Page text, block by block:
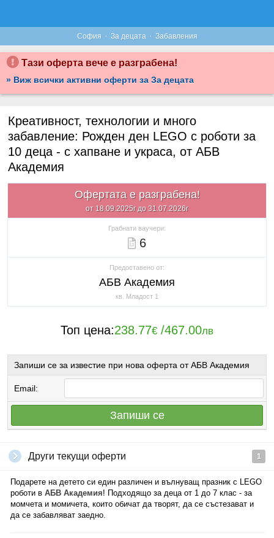
София · За децата · Забавления
Тази оферта вече е разграбена!
» Виж всички активни оферти за За децата
Креативност, технологии и много
забавление: Рожден ден LEGO с роботи за
10 деца - с хапване и украса, от АБВ
Академия
Офертата е разграбена!
от 18.09.2025г до 31.07.2026г
Грабнати ваучери:
6
Предоставено от:
АБВ Академия
кв. Младост 1
Топ цена:238.77€ /467.00лв
Запиши се за известие при нова оферта от АБВ Академия
Email:
Запиши се
Други текущи оферти 1
Подарете на детето си един различен и вълнуващ празник с LEGO
роботи в АБВ Академия! Подходящо за деца от 1 до 7 клас - за
момчета и момичета, които обичат да творят, да се състезават и
да се забавляват заедно.